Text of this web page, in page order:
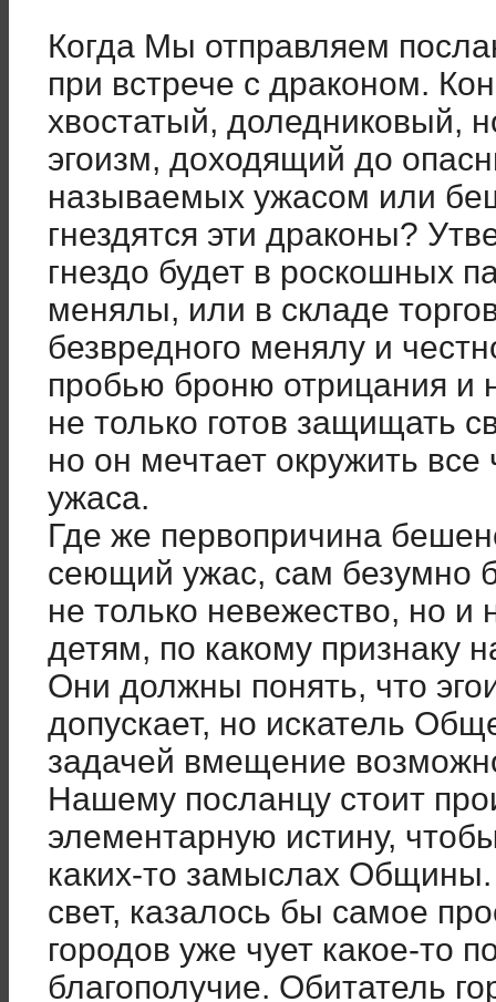
Когда Мы отправляем
при встрече с драконом.
хвостатый, доледниковый,
эгоизм, доходящий до
называемых ужасом или
гнездятся эти драконы?
гнездо будет в роскошных
менялы, или в складе
безвредного менялу и
пробью броню отрицания и
не только готов защищать
но он мечтает окружить
ужаса.
Где же первопричина
сеющий ужас, сам безумно
не только невежество, но и
детям, по какому признаку
Они должны понять, что
допускает, но искатель
задачей вмещение
Нашему посланцу стоит
элементарную истину,
каких-то замыслах
свет, казалось бы самое
городов уже чует какое-то
благополучие. Обитатель